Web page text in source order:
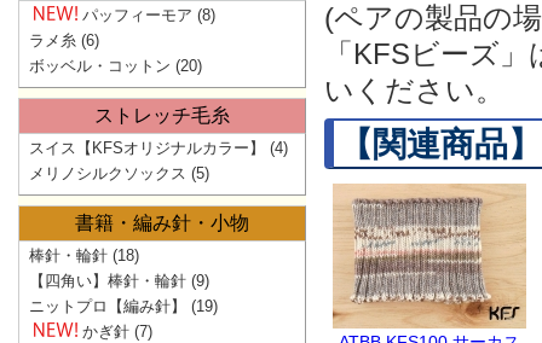
(ペアの製品の
「KFSビーズ
いください。
【関連商品】
パッフィーモア (8)
ラメ糸 (6)
ボッベル・コットン (20)
ストレッチ毛糸
スイス【KFSオリジナルカラー】
(4)
メリノシルクソックス (5)
書籍・編み針・小物
棒針・輪針 (18)
【四角い】棒針・輪針 (9)
ニットプロ【編み針】
(19)
かぎ針 (7)